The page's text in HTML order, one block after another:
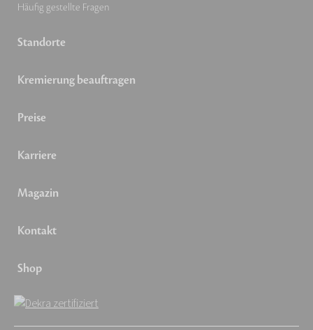
Häufig gestellte Fragen
Standorte
Kremierung beauftragen
Preise
Karriere
Magazin
Kontakt
Shop